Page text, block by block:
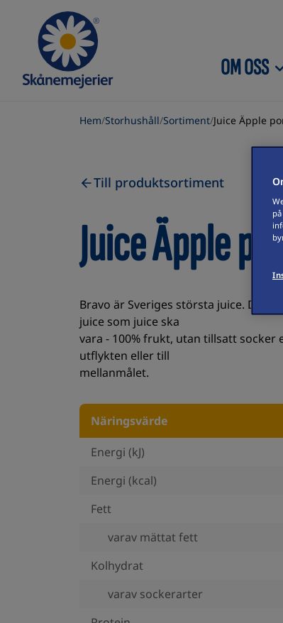
Skip to content
OM OSS
Hem/Storhushåll/Sortiment/Juice Äpple
Till produktsortiment
Juice Äpple
Bravo är Sveriges största juice. Det
juice som juice ska
vara - 100% frukt, utan tillsatt socker
utflykten eller till
mellanmålet.
Näringsvärde
Energi (kJ)
Energi (kcal)
Fett
varav mättat fett
Kolhydrat
varav sockerarter